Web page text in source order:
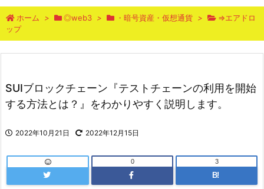
ホーム > ◎web3 > ・暗号資産・仮想通貨 >
⇒エアドロ
ップ
SUIブロックチェーン『テストチェーンの利用を開始
する方法とは？』をわかりやすく説明します。
2022年10月21日 2022年12月15日
0
B!
3